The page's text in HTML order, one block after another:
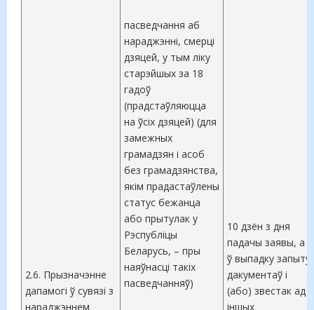
2.6. Прызначэнне
дапамогі ў сувязі з
нараджэннем
пасведчання аб
нараджэнні, смерці
дзяцей, у тым ліку
старэйшых за 18
гадоў
(прадстаўляюцца
на ўсіх дзяцей) (для
замежных
грамадзян і асоб
без грамадзянства,
якім прадастаўлены
статус бежанца
або прытулак у
Рэспубліцы
Беларусь, – пры
наяўнасці такіх
пасведчанняў)
10 дзён з дня
падачы заявы, а
ў выпадку запыту
дакументаў і
(або) звестак ад
іншых